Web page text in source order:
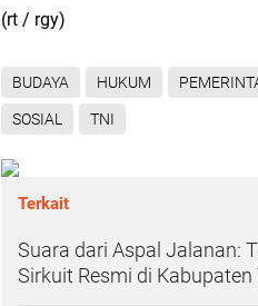
(rt / rgy)
BUDAYA HUKUM
SOSIAL TNI
Terkait
Suara dari Aspal Jalanan:
Sirkuit Resmi di Kabupaten